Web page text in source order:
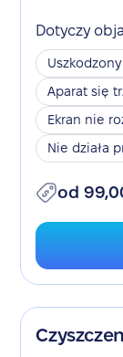
Dotyczy
Aparat się
Ekran nie
Nie działa
od